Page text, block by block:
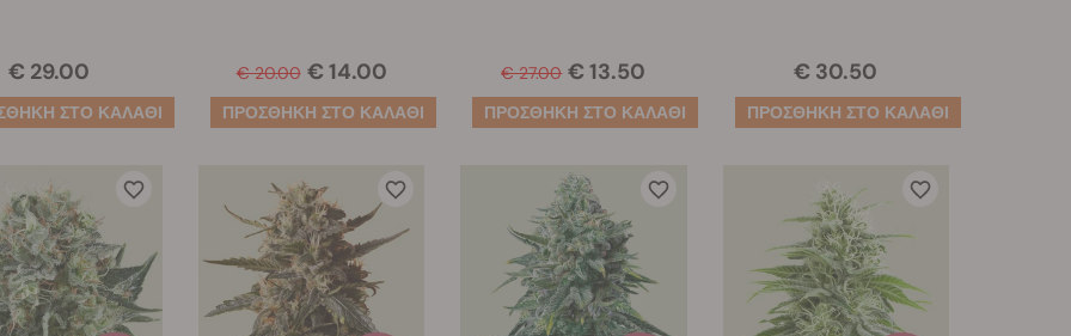
€ 29.00 € 20.00 € 14.00 € 27.00 € 13.50 € 30.50